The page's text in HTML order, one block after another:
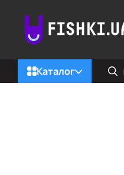
Каталог